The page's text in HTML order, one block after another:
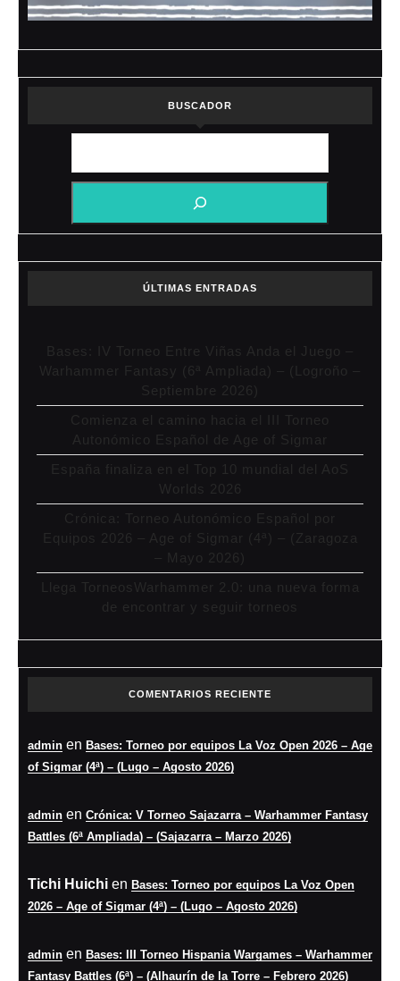
BUSCADOR
ÚLTIMAS ENTRADAS
Bases: IV Torneo Entre Viñas Anda el Juego –
Warhammer Fantasy (6ª Ampliada) – (Logroño –
Septiembre 2026)
Comienza el camino hacia el III Torneo
Autonómico Español de Age of Sigmar
España finaliza en el Top 10 mundial del AoS
Worlds 2026
Crónica: Torneo Autonómico Español por
Equipos 2026 – Age of Sigmar (4ª) – (Zaragoza
– Mayo 2026)
Llega TorneosWarhammer 2.0: una nueva forma
de encontrar y seguir torneos
COMENTARIOS RECIENTE
admin en Bases: Torneo por equipos La Voz Open 2026 – Age
of Sigmar (4ª) – (Lugo – Agosto 2026)
admin en Crónica: V Torneo Sajazarra – Warhammer Fantasy
Battles (6ª Ampliada) – (Sajazarra – Marzo 2026)
Tichi Huichi en Bases: Torneo por equipos La Voz Open
2026 – Age of Sigmar (4ª) – (Lugo – Agosto 2026)
admin en Bases: III Torneo Hispania Wargames – Warhammer
Fantasy Battles (6ª) – (Alhaurín de la Torre – Febrero 2026)